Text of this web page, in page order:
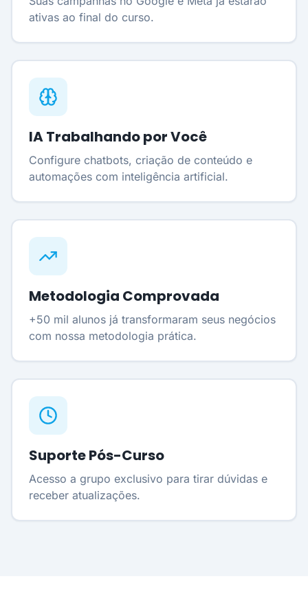
ativas ao final do curso.
IA Trabalhando por Você
Configure chatbots, criação de conteúdo e
automações com inteligência artificial.
Metodologia Comprovada
+50 mil alunos já transformaram seus negócios
com nossa metodologia prática.
Suporte Pós-Curso
Acesso a grupo exclusivo para tirar dúvidas e
receber atualizações.